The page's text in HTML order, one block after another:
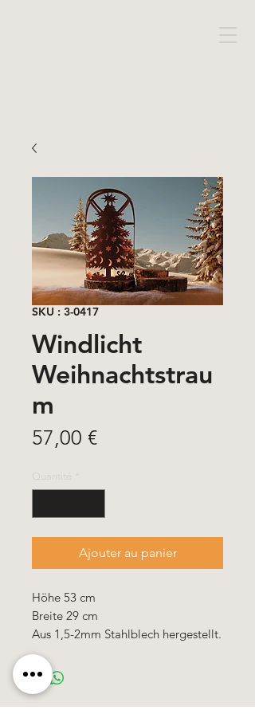
SKU : 3-0417
Windlicht
Weihnachtstrau
m
57,00 €Prix
Quantité
Ajouter au panier
Höhe 53 cm
Breite 29 cm
Aus 1,5-2mm Stahlblech hergestellt.